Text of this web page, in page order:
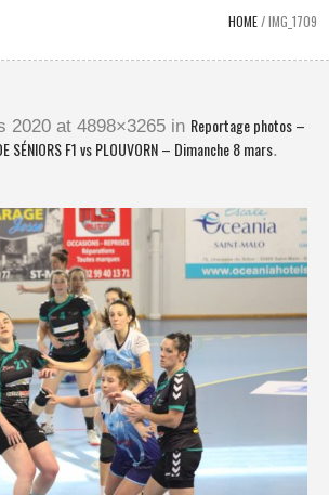
HOME/IMG_1709
2020 at 4898×3265 in Reportage photos –
SÉNIORS F1 vs PLOUVORN – Dimanche 8 mars.